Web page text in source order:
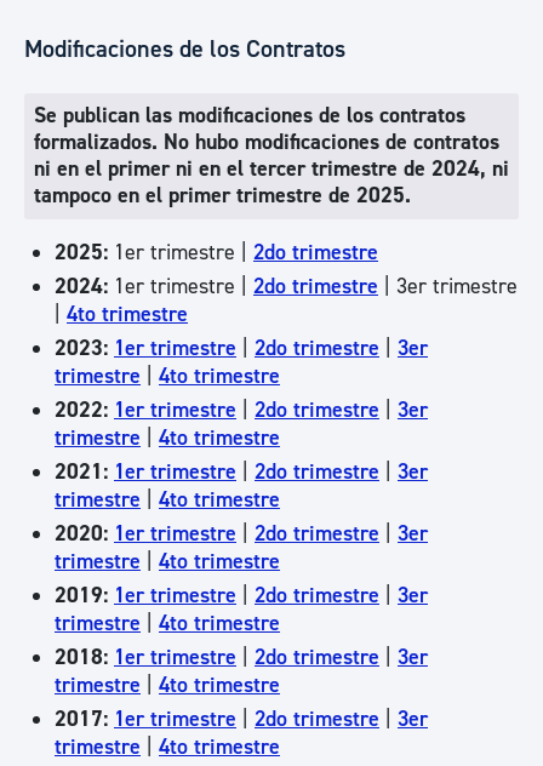
Modificaciones de los Contratos
Se publican las modificaciones de los contratos
formalizados. No hubo modificaciones de contratos
ni en el primer ni en el tercer trimestre de 2024, ni
tampoco en el primer trimestre de 2025.
2025: 1er trimestre | 2do trimestre
2024: 1er trimestre | 2do trimestre | 3er trimestre
4to trimestre
2023: 1er trimestre 2do trimestre
3er
trimestre
4to trimestre
2022: 1er trimestre 2do trimestre
3er
trimestre
4to trimestre
2021: 1er trimestre 2do trimestre
3er
trimestre
4to trimestre
2020: 1er trimestre 2do trimestre
3er
trimestre
4to trimestre
2019: 1er trimestre 2do trimestre
3er
trimestre
4to trimestre
2018: 1er trimestre 2do trimestre
3er
trimestre
4to trimestre
2017: 1er trimestre 2do trimestre
3er
trimestre
4to trimestre